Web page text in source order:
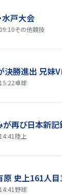
水戸大会
その他競技
決勝進出 兄妹
卓球
が再び日本新
陸上
原 史上161人
野球